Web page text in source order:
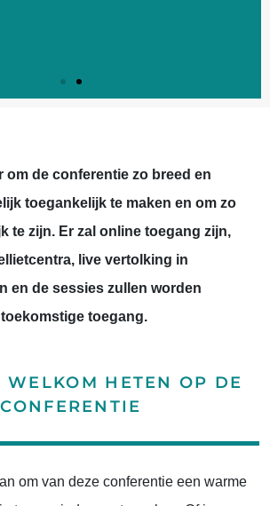
WERELD
EN
WERELD
EN
WERELD
EN
WERELD
EN
WERELD
EN
WERELD
EN
om de conferentie zo breed en
toegankelijk te maken en om zo
te zijn. Er zal online toegang zijn,
live vertolking in
en de sessies zullen worden
toegang.
WELKOM HETEN OP DE
CONFERENTIE
om van deze conferentie een warme